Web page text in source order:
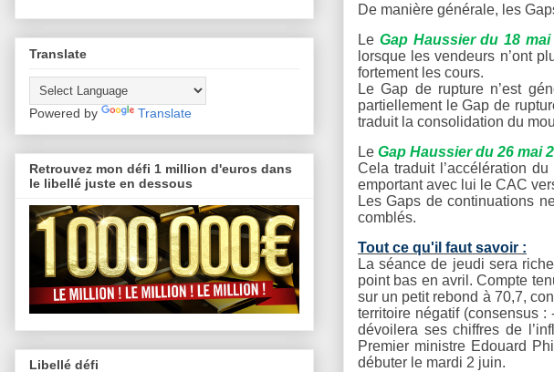
De manière générale, les
Le Gap Haussier du 18 mai
lorsque les vendeurs n’ont
fortement les cours.
Le Gap de rupture n’est
partiellement le Gap de
traduit la consolidation du
LeGap Haussier du 26 mai
Cela traduit l’accélération
emportant avec lui le CAC
Les Gaps de continuations
comblés.
Tout ce qu'il faut savoir :
La séance de jeudi sera
point bas en avril. Compte
sur un petit rebond à 70,7,
territoire négatif (consensus :
dévoilera ses chiffres de
Premier ministre Edouard
débuter le mardi 2 juin.
Translate
Powered by Translate
Retrouvez mon défi 1 million d'euros dans
le libellé juste en dessous
Libellé défi